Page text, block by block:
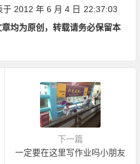
于 2012 年 6 月 4 日 22:37:03
均为原创，转载请务必保留本
下一篇
一定要在这里写作业吗小朋友